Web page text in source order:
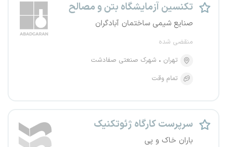
تکنسین آزمایشگاه بتن و مصالح
صنایع شیمی ساختمان آبادگران
منقضی شده
تهران
شهرک صنعتی صفادشت
تمام وقت
سرپرست کارگاه ژئوتکنیک
باران خاک و پی